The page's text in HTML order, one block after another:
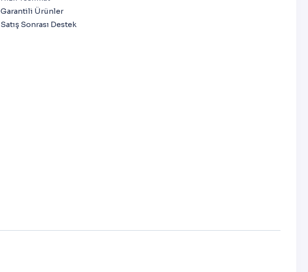
Garantili Ürünler
Satış Sonrası Destek